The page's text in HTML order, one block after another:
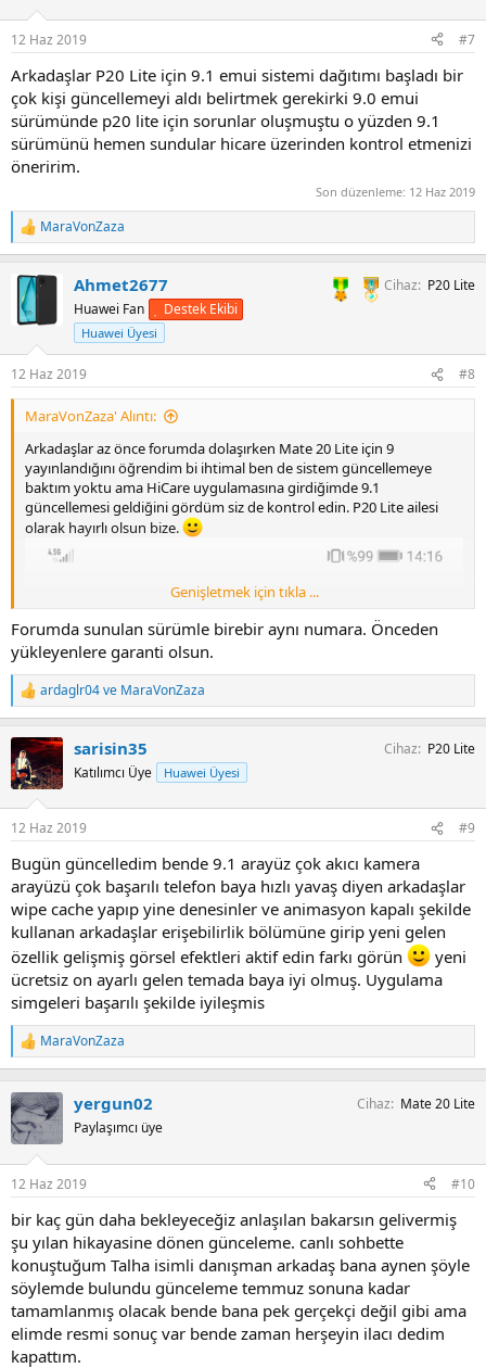
r
:
12 Haz 2019 #7
Arkadaşlar P20 Lite için 9.1 emui sistemi dağıtımı başladı bir
çok kişi güncellemeyi aldı belirtmek gerekirki 9.0 emui
sürümünde p20 lite için sorunlar oluşmuştu o yüzden 9.1
sürümünü hemen sundular hicare üzerinden kontrol etmenizi
öneririm.
Son düzenleme: 12 Haz 2019
T
e
i
l
r
:
MaraVonZaza
Ahmet2677
Huawei Fan Destek Ekibi
Huawei Üyesi
Cihaz P20 Lite
12 Haz 2019 #8
MaraVonZaza' Alıntı:
Arkadaşlar az önce forumda dolaşırken Mate 20 Lite için 9
yayınlandığını öğrendim bi ihtimal ben de sistem güncellemeye
baktım yoktu ama HiCare uygulamasına girdiğimde 9.1
güncellemesi geldiğini gördüm siz de kontrol edin. P20 Lite ailesi
olarak hayırlı olsun bize.
Genişletmek için tıkla ...
Forumda sunulan sürümle birebir aynı numara. Önceden
yükleyenlere garanti olsun.
T
e
k
i
l
:
ardaglr04ve MaraVonZaza
sarisin35
Katılımcı Üye Huawei Üyesi
Cihaz P20 Lite
12 Haz 2019 #9
Bugün güncelledim bende 9.1 arayüz çok akıcı kamera
arayüzü çok başarılı telefon baya hızlı yavaş diyen arkadaşlar
wipe cache yapıp yine denesinler ve animasyon kapalı şekilde
kullanan arkadaşlar erişebilirlik bölümüne girip yeni gelen
özellik gelişmiş görsel efektleri aktif edin farkı görün
yeni
ücretsiz on ayarlı gelen temada baya iyi olmuş. Uygulama
simgeleri başarılı şekilde iyileşmis
T
e
k
i
l
r
:
MaraVonZaza
yergun02
Paylaşımcı üye
Cihaz Mate 20 Lite
12 Haz 2019 #10
bir kaç gün daha bekleyeceğiz anlaşılan bakarsın gelivermiş
şu yılan hikayasine dönen günceleme. canlı sohbette
konuştuğum Talha isimli danışman arkadaş bana aynen şöyle
söylemde bulundu günceleme temmuz sonuna kadar
tamamlanmış olacak bende bana pek gerçekçi değil gibi ama
elimde resmi sonuç var bende zaman herşeyin ilacı dedim
kapattım.